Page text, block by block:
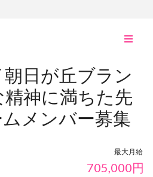
ナ
り
替
え
日が丘ブラン
神に満ちた先
メンバー募集
最大月給
705,000円